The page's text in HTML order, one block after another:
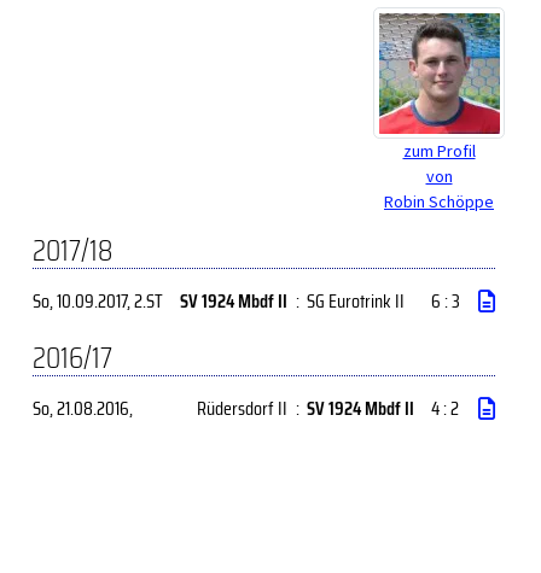
zum Profil
von
Robin Schöppe
2017/18
So, 10.09.2017, 2.ST SV 1924 Mbdf II : SG Eurotrink II 6 : 3
2016/17
So, 21.08.2016, Rüdersdorf II : SV 1924 Mbdf II 4 : 2